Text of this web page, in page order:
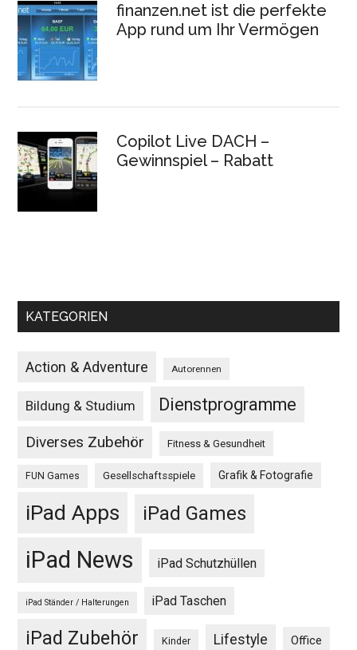
finanzen.net ist die perfekte
App rund um Ihr Vermögen
Copilot Live DACH –
Gewinnspiel – Rabatt
KATEGORIEN
Action & Adventure Autorennen
Bildung & Studium Dienstprogramme
Diverses Zubehör Fitness & Gesundheit
FUN Games Gesellschaftsspiele Grafik & Fotografie
iPad Apps iPad Games
iPad News iPad Schutzhüllen
iPad Ständer / Halterungen iPad Taschen
iPad Zubehör Kinder Lifestyle Office